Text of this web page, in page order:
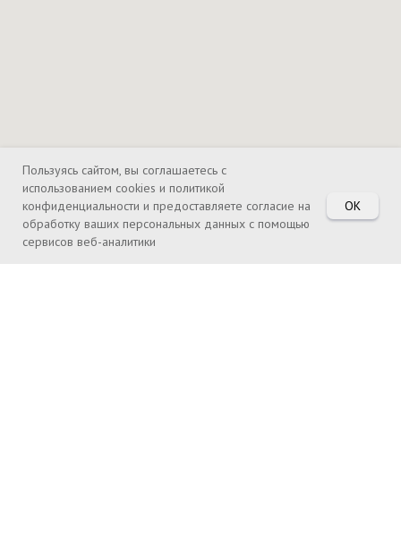
Пользуясь сайтом, вы соглашаетесь с
использованием cookies и политикой
конфиденциальности и предоставляете согласие на
обработку ваших персональных данных с помощью
сервисов веб-аналитики
OK